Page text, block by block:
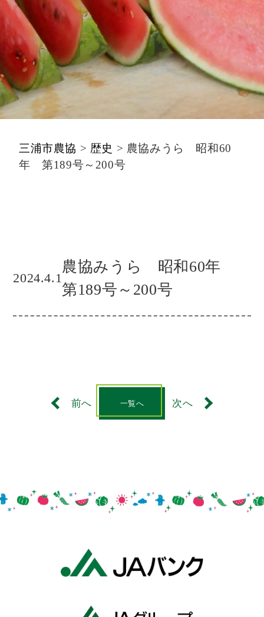
三浦市農協 > 歴史 > 農協みうら 昭和60
年 第189号～200号
2024.4.1
農協みうら 昭和60年
第189号～200号
前へ 一覧へ 次へ